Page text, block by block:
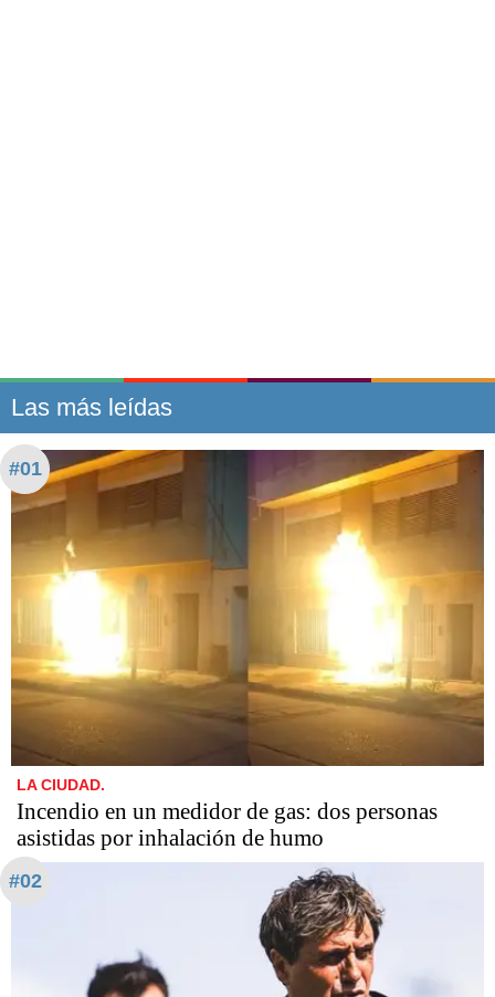
Las más leídas
#01
LA CIUDAD.
Incendio en un medidor de gas: dos personas
asistidas por inhalación de humo
#02